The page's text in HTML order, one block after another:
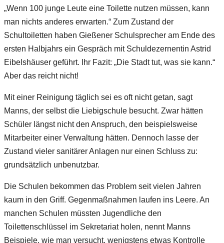
„Wenn 100 junge Leute eine Toilette nutzen müssen, kann
man nichts anderes erwarten.“ Zum Zustand der
Schultoiletten haben Gießener Schulsprecher am Ende des
ersten Halbjahrs ein Gespräch mit Schuldezernentin Astrid
Eibelshäuser geführt. Ihr Fazit: „Die Stadt tut, was sie kann.“
Aber das reicht nicht!
Mit einer Reinigung täglich sei es oft nicht getan, sagt
Manns, der selbst die Liebigschule besucht. Zwar hätten
Schüler längst nicht den Anspruch, den beispielsweise
Mitarbeiter einer Verwaltung hätten. Dennoch lasse der
Zustand vieler sanitärer Anlagen nur einen Schluss zu:
grundsätzlich unbenutzbar.
Die Schulen bekommen das Problem seit vielen Jahren
kaum in den Griff. Gegenmaßnahmen laufen ins Leere. An
manchen Schulen müssten Jugendliche den
Toilettenschlüssel im Sekretariat holen, nennt Manns
Beispiele, wie man versucht, wenigstens etwas Kontrolle